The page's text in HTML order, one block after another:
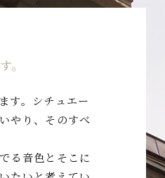
。
す。シチュエー
やり、そのすべ
る音色とそこに